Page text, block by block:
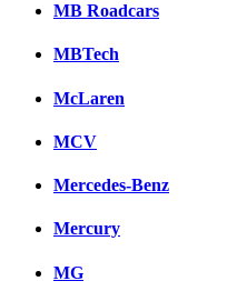
MB Roadcars
MBTech
McLaren
MCV
Mercedes-Benz
Mercury
MG